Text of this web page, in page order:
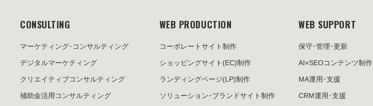
CONSULTING
マーケティング･ コンサルティング
デジタルマーケティング
クリエイティブコンサルティング
補助金活用 コンサルティング
WEB PRODUCTION
コーポレートサイト制作
ショッピングサイト (EC)制作
ランディングページ(LP)制作
ソリューション･ブランドサイト制作
WEB SUPPORT
保守･管理･更新
AI×SEOコンテンツ制作
MA運用･支援
CRM運用･支援